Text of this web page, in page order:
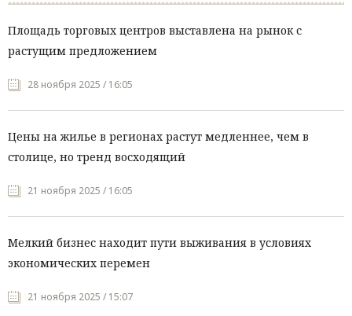
Площадь торговых центров выставлена на рынок с
растущим предложением
28 ноября 2025 / 16:05
Цены на жилье в регионах растут медленнее, чем в
столице, но тренд восходящий
21 ноября 2025 / 16:05
Мелкий бизнес находит пути выживания в условиях
экономических перемен
21 ноября 2025 / 15:07